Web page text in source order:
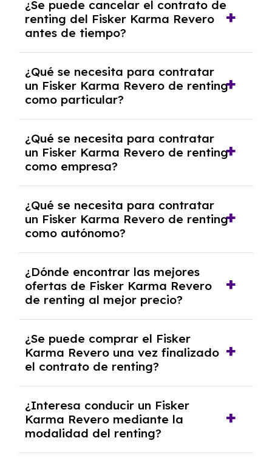
tendrás que pagar ningún tipo de entrada
salvo en casos que lo exija el proveedor
debido al resultado del estudio de viabilidad
económica.
¿Se puede cancelar el contrato de
renting del Fisker Karma Revero
antes de tiempo?
pero puede haber penalizaciones por
cancelación anticipada. Es importante revisar
las condiciones del contrato y hablar con un
experto que te asesore.
¿Qué se necesita para contratar
un Fisker Karma Revero de renting
como particular?
y, en algunos casos, una consulta de solvencia
crediticia y un pago inicial.
¿Qué se necesita para contratar
un Fisker Karma Revero de renting
como empresa?
documentación financiera y, en algunos
casos, un informe de solvencia de la empresa
y un pago inicial.
¿Qué se necesita para contratar
un Fisker Karma Revero de renting
como autónomo?
autónomos, justificante de ingresos y, en
algunos casos, un informe fiscal y un pago
inicial.
¿Dónde encontrar las mejores
ofertas de Fisker Karma Revero
de renting al mejor precio?
mejores ofertas de vehículos de renting con
todos los gastos incluidos y sin pagar
entradas.
¿Se puede comprar el Fisker
Karma Revero una vez finalizado
el contrato de renting?
renting se puede adquirir el coche. En este
caso tendrán que analizar los años, la
cantidad de kilómetros recorridos y el coste
del mercado actual.
¿Interesa conducir un Fisker
Karma Revero mediante la
modalidad del renting?